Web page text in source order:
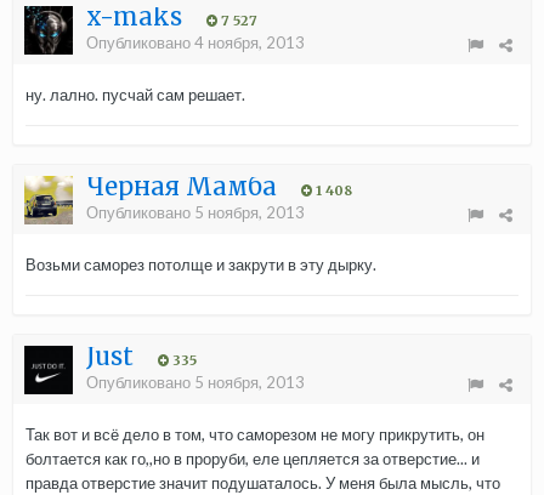
x-maks 7 527
Опубликовано4 ноября, 2013
ну. лално. пусчай сам решает.
Черная Мамба 1 408
Опубликовано 5 ноября, 2013
Возьми саморез потолще и закрути в эту дырку.
Just 335
Опубликовано 5 ноября, 2013
Так вот и всё дело в том, что саморезом не могу прикрутить, он
болтается как го,,но в проруби, еле цепляется за отверстие... и
правда отверстие значит подушаталось. У меня была мысль, что